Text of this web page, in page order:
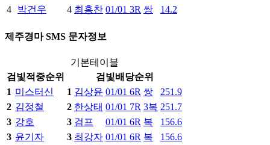
4
박건우 4 최홍찬 01/01 3R 쌍 14.2
제주경마 SMS 문자정보
기본테이블
검빛적중순위 검빛배당순위
1 미스터신 1 김상윤 01/01 6R 쌍
251.9
2 김정철 2 한상태 01/01 7R 3복 251.7
3 강호 3 검프 01/01 6R 복
156.6
3 윤기자 3 최강자 01/01 6R 복
156.6